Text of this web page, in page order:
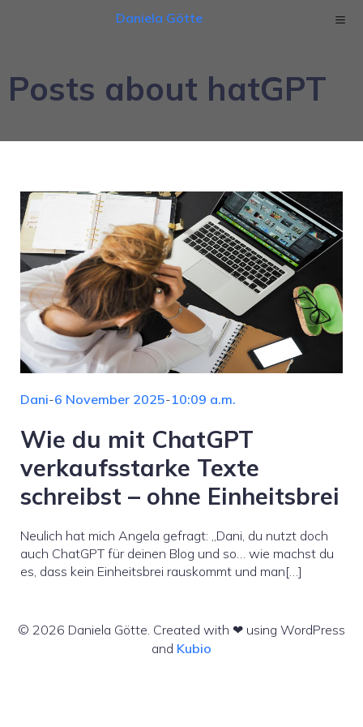
Daniela Götte
Posts about hatGPT
Dani-6 November 2025-10:09 a.m.
Wie du mit ChatGPT
verkaufsstarke Texte
schreibst – ohne Einheitsbrei
Neulich hat mich Angela gefragt: „Dani, du nutzt doch
auch ChatGPT für deinen Blog und so… wie machst du
es, dass kein Einheitsbrei rauskommt und man[…]
© 2026 Daniela Götte. Created with ❤ using WordPress
and Kubio